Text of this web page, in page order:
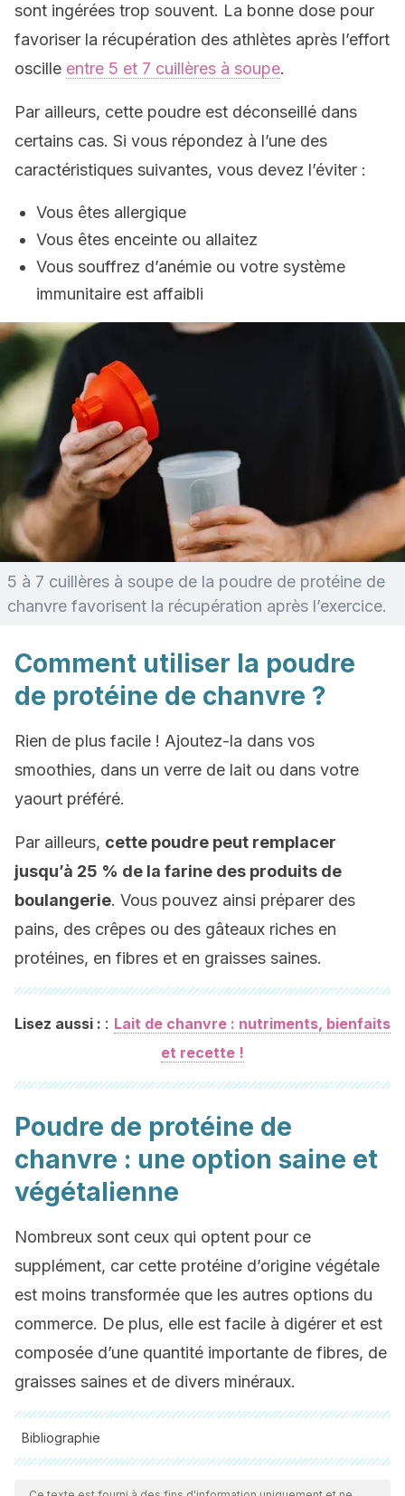
sont ingérées trop souvent. La bonne dose pour
favoriser la récupération des athlètes après l’effort
oscille entre 5 et 7 cuillères à soupe.
Par ailleurs, cette poudre est déconseillé dans
certains cas. Si vous répondez à l’une des
caractéristiques suivantes, vous devez l’éviter :
Vous êtes allergique
Vous êtes enceinte ou allaitez
Vous souffrez d’anémie ou votre système
immunitaire est affaibli
5 à 7 cuillères à soupe de la poudre de protéine de
chanvre favorisent la récupération après l’exercice.
Comment utiliser la poudre
de protéine de chanvre ?
Rien de plus facile ! Ajoutez-la dans vos
smoothies, dans un verre de lait ou dans votre
yaourt préféré.
Par ailleurs, cette poudre peut remplacer
jusqu’à 25 % de la farine des produits de
boulangerie. Vous pouvez ainsi préparer des
pains, des crêpes ou des gâteaux riches en
protéines, en fibres et en graisses saines.
Lisez aussi : : Lait de chanvre : nutriments, bienfaits
et recette !
Poudre de protéine de
chanvre : une option saine et
végétalienne
Nombreux sont ceux qui optent pour ce
supplément, car cette protéine d’origine végétale
est moins transformée que les autres options du
commerce. De plus, elle est facile à digérer et est
composée d’une quantité importante de fibres, de
graisses saines et de divers minéraux.
Bibliographie
Toutes les sources citées ont été examinées en profondeur
par notre équipe pour garantir leur qualité, leur fiabilité, leur